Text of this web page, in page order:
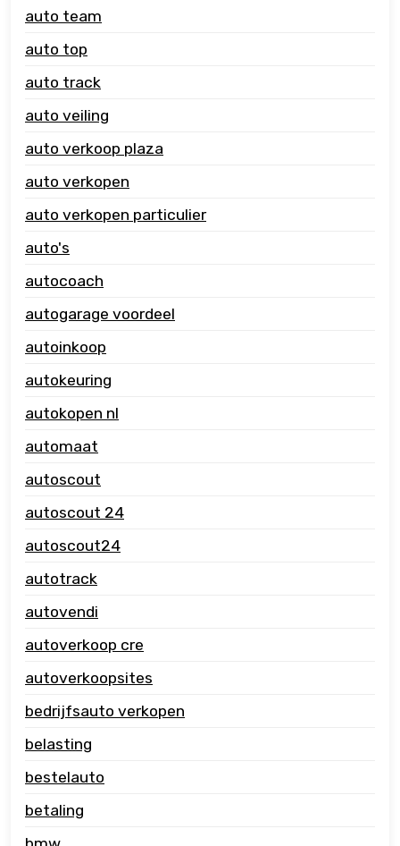
auto team
auto top
auto track
auto veiling
auto verkoop plaza
auto verkopen
auto verkopen particulier
auto's
autocoach
autogarage voordeel
autoinkoop
autokeuring
autokopen nl
automaat
autoscout
autoscout 24
autoscout24
autotrack
autovendi
autoverkoop cre
autoverkoopsites
bedrijfsauto verkopen
belasting
bestelauto
betaling